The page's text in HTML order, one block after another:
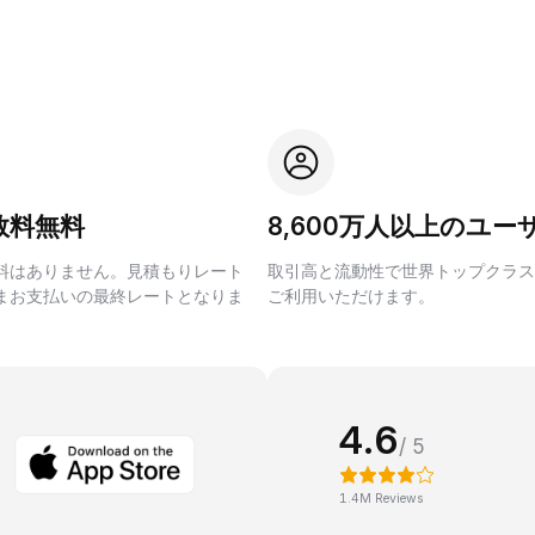
料無料
はありません。見積もりレート
お支払いの最終レートとなりま
8,600万人以上のユー
取引高と流動性で世界トップクラ
ご利用いただけます。
4.6/ 5
1.4M Reviews